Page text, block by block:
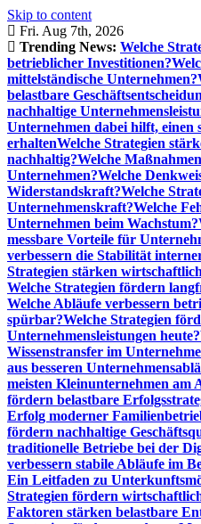
Skip to content
Fri. Aug 7th, 2026
Trending News: Welche
betrieblicher Investitionen?
mittelständische Unternehmen?
belastbare
nachhaltige
Unternehmen dabei hilft, einen
erhaltenWelche Strategien
nachhaltig?Welche
Unternehmen?Welche
Widerstandskraft?Welche
Unternehmenskraft?Welche
Unternehmen beim Wachstum?
messbare Vorteile für
verbessern die Stabilität
Strategien stärken
Welche Strategien fördern
Welche Abläufe verbessern
spürbar?Welche Strategien
Unternehmensleistungen heute?
Wissenstransfer im
aus besseren
meisten Kleinunternehmen am
fördern belastbare
Erfolg moderner
fördern nachhaltige
traditionelle Betriebe bei der
verbessern stabile Abläufe im
Ein Leitfaden zu
Strategien fördern
Faktoren stärken belastbare